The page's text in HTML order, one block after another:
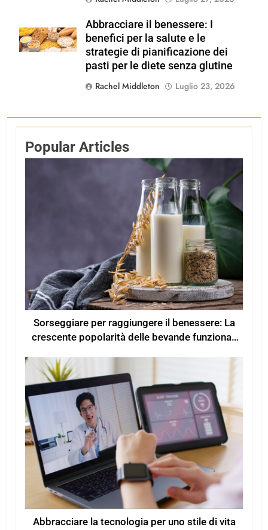
Shutterstock
Abbracciare il benessere: I
benefici per la salute e le
strategie di pianificazione dei
pasti per le diete senza glutine
Rachel Middleton
Luglio 23, 2026
Popular Articles
Sorseggiare per raggiungere il benessere: La
crescente popolarità delle bevande funzionali
Abbracciare la tecnologia per uno stile di vita